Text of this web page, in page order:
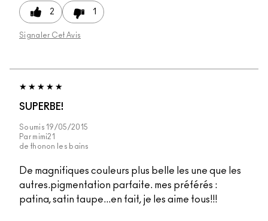
2 1
Signaler Cet Avis
SUPERBE!
Soumis19/05/2015
Par mimi21
de thonon les bains
De magnifiques couleurs plus belle les une que les
autres.pigmentation parfaite. mes préférés :
patina, satin taupe...en fait, je les aime tous!!!